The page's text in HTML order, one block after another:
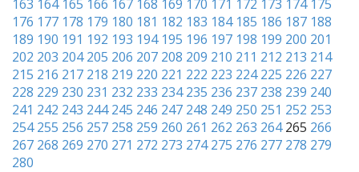
163 164 165 166 167 168 169 170 171 172 173 174 175
176 177 178 179 180 181 182 183 184 185 186 187 188
189 190 191 192 193 194 195 196 197 198 199 200 201
202 203 204 205 206 207 208 209 210 211 212 213 214
215 216 217 218 219 220 221 222 223 224 225 226 227
228 229 230 231 232 233 234 235 236 237 238 239 240
241 242 243 244 245 246 247 248 249 250 251 252 253
254 255 256 257 258 259 260 261 262 263 264 265 266
267 268 269 270 271 272 273 274 275 276 277 278 279
280